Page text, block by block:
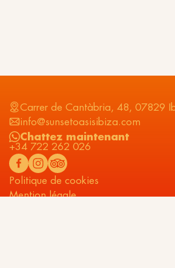
Carrer de Cantàbria, 48, 07829
info@sunsetoasisibiza.com
Chattez maintenant
+34 722 262 026
Politique de cookies
Mention légale